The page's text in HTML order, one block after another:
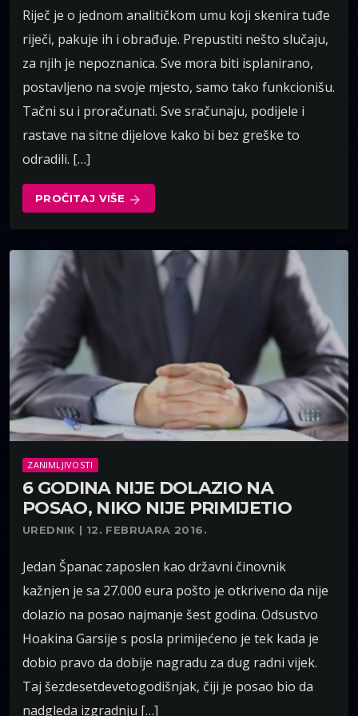
Riječ je o jednom analitičkom umu koji skenira tuđe
riječi, pakuje ih i obrađuje. Prepustiti nešto slučaju,
za njih je nepoznanica. Sve mora biti isplanirano,
postavljeno na svoje mjesto, samo tako funkcionišu.
Tačni su i proračunati. Sve sračunaju, podijele i
rastave na sitne dijelove kako bi bez greške to
odradili. […]
PROČITAJ VIŠE arrow_forward
ZANIMLJIVOSTI
6 GODINA NIJE DOLAZIO NA
POSAO, NIKO NIJE PRIMIJETIO
UREDNIK | 12. FEBRUARA 2016.
Jedan Španac zaposlen kao državni činovnik
kažnjen je sa 27.000 eura pošto je otkriveno da nije
dolazio na posao najmanje šest godina. Odsustvo
Hoakina Garsije s posla primijećeno je tek kada je
dobio pravo da dobije nagradu za dug radni vijek.
Taj šezdesetdevetogodišnjak, čiji je posao bio da
nadgleda izgradnju […]